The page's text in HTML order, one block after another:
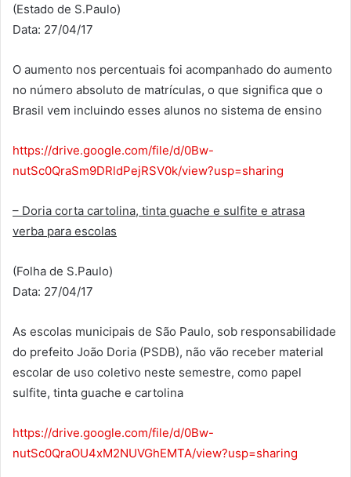
(Estado de S.Paulo)
Data: 27/04/17
O aumento nos percentuais foi acompanhado do aumento
no número absoluto de matrículas, o que significa que o
Brasil vem incluindo esses alunos no sistema de ensino
https://drive.google.com/file/d/0Bw-
nutSc0QraSm9DRldPejRSV0k/view?usp=sharing
– Doria corta cartolina, tinta guache e sulfite e atrasa
verba para escolas
(Folha de S.Paulo)
Data: 27/04/17
As escolas municipais de São Paulo, sob responsabilidade
do prefeito João Doria (PSDB), não vão receber material
escolar de uso coletivo neste semestre, como papel
sulfite, tinta guache e cartolina
https://drive.google.com/file/d/0Bw-
nutSc0QraOU4xM2NUVGhEMTA/view?usp=sharing